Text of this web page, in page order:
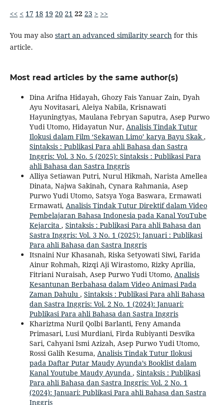
<< < 17 18 19 20 21 22 23 > >>
You may also start an advanced similarity searchfor this
article.
Most read articles by the same author(s)
Dina Arifna Hidayah, Ghozy Fais Yanuar Zain, Dyah
Ayu Novitasari, Aleiya Nabila, Krisnawati
Hayuningtyas, Maulana Febryan Saputra, Asep Purwo
Yudi Utomo, Hidayatun Nur, Analisis Tindak Tutur
Ilokusi dalam Film ‘Sekawan Limo’ karya Bayu Skak,
Sintaksis : Publikasi Para ahli Bahasa dan Sastra
Inggris: Vol. 3 No. 5 (2025): Sintaksis : Publikasi Para
ahli Bahasa dan Sastra Inggris
Alliya Setiawan Putri, Nurul Hikmah, Narista Amellea
Dinata, Najwa Sakinah, Cynara Rahmania, Asep
Purwo Yudi Utomo, Satsya Yoga Baswara, Ermawati
Ermawati, Analisis Tindak Tutur Direktif dalam Video
Pembelajaran Bahasa Indonesia pada Kanal YouTube
Kejarcita , Sintaksis : Publikasi Para ahli Bahasa dan
Sastra Inggris: Vol. 3 No. 1 (2025): Januari : Publikasi
Para ahli Bahasa dan Sastra Inggris
Itsnaini Nur Khasanah, Riska Setyowati Siwi, Farida
Ainur Rohmah, Rizqi Aji Wirastomo, Rizky Aprilia,
Fitriani Nuraisah, Asep Purwo Yudi Utomo, Analisis
Kesantunan Berbahasa dalam Video Animasi Pada
Zaman Dahulu , Sintaksis : Publikasi Para ahli Bahasa
dan Sastra Inggris: Vol. 2 No. 1 (2024): Januari:
Publikasi Para ahli Bahasa dan Sastra Inggris
Khariztma Nuril Qolbi Barlanti, Feny Amanda
Primasari, Lusi Murdiani, Firda Rubiyanti Desvika
Sari, Cahyani Ismi Azizah, Asep Purwo Yudi Utomo,
Rossi Galih Kesuma, Analisis Tindak Tutur Ilokusi
pada Daftar Putar Maudy Ayunda’s Booklist dalam
Kanal Youtube Maudy Ayunda , Sintaksis : Publikasi
Para ahli Bahasa dan Sastra Inggris: Vol. 2 No. 1
(2024): Januari: Publikasi Para ahli Bahasa dan Sastra
Inggris